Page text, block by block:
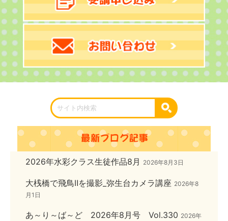
2026年水彩クラス生徒作品8月 2026年8月3日
大桟橋で飛鳥Ⅱを撮影_弥生台カメラ講座 2026年8
月1日
あ～り～ば～ど 2026年8月号 Vol.330 2026年